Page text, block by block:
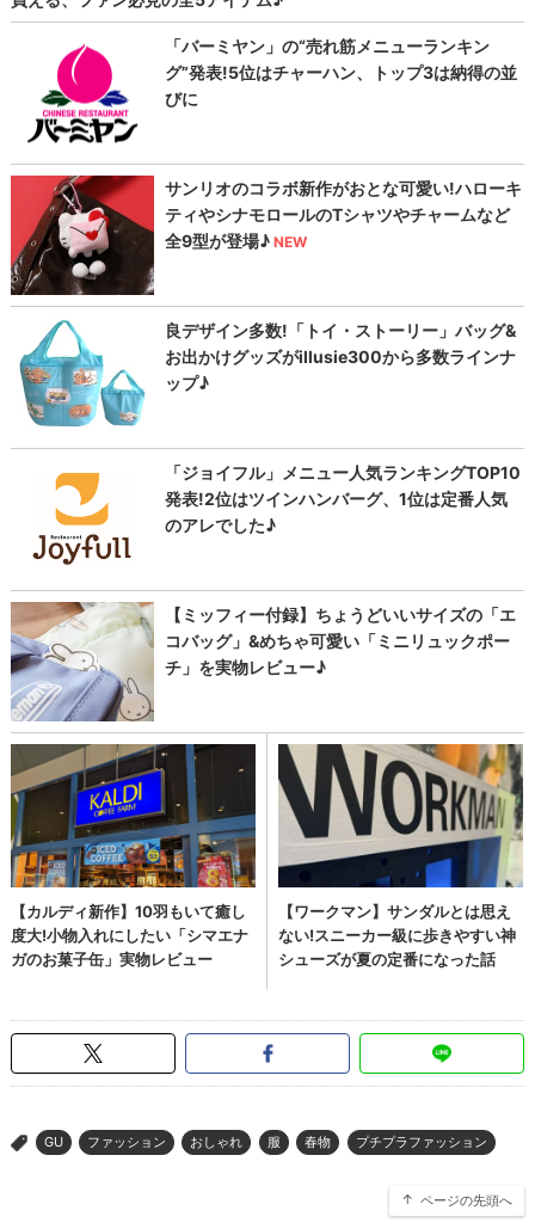
> GU ファッション おしゃれ 服 春物 プチプラファッション
ページの先頭へ